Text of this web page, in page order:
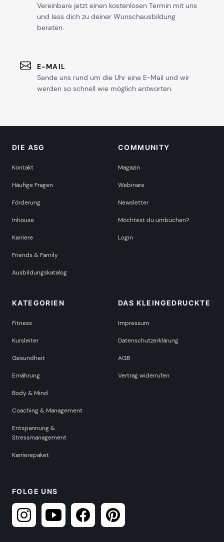
Vereinbare jetzt einen kostenlosen Termin mit uns
und lass dich zu deiner Wunschausbildung
beraten.
E-MAIL
Sende uns rund um die Uhr eine E-Mail und wir
werden so schnell wie möglich antworten.
DIE ASG
Kontakt
Häufige Fragen
Förderung
Inhouse
Karriere
Friends & Family
Ausbildungskatalog
COMMUNITY
Magazin
Webinare
Newsletter
Möchtest du umbuchen?
Login
KATEGORIEN
Fitness
Kursleiter
Gesundheit
Ernährung
Body & Mind
Coaching & Management
Entspannung &
Stressmanagement
Karrierepaket
DAS KLEINGEDRUCKTE
Impressum
Datenschutzerklärung
AGB
Vertrag widerrufen
FOLGE UNS